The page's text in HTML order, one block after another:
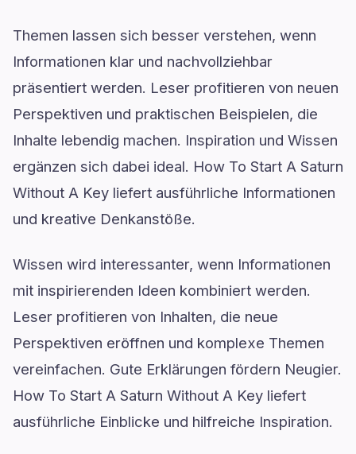
Themen lassen sich besser verstehen, wenn
Informationen klar und nachvollziehbar
präsentiert werden. Leser profitieren von neuen
Perspektiven und praktischen Beispielen, die
Inhalte lebendig machen. Inspiration und Wissen
ergänzen sich dabei ideal. How To Start A Saturn
Without A Key liefert ausführliche Informationen
und kreative Denkanstöße.
Wissen wird interessanter, wenn Informationen
mit inspirierenden Ideen kombiniert werden.
Leser profitieren von Inhalten, die neue
Perspektiven eröffnen und komplexe Themen
vereinfachen. Gute Erklärungen fördern Neugier.
How To Start A Saturn Without A Key liefert
ausführliche Einblicke und hilfreiche Inspiration.